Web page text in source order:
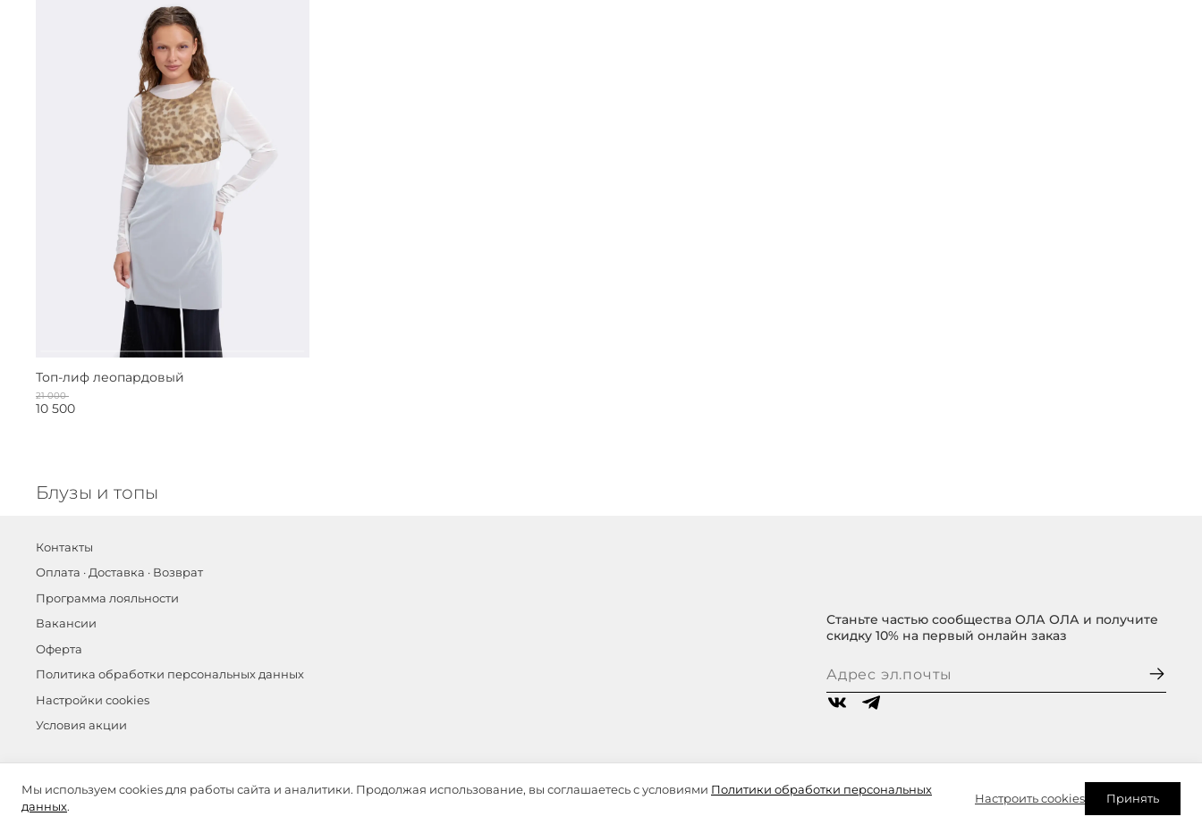
Топ-лиф леопардовый
21 000
10 500
Блузы и топы
Контакты
Оплата · Доставка · Возврат
Программа лояльности
Вакансии
Оферта
Политика обработки персональных данных
Настройки cookies
Условия акции
Станьте частью сообщества ОЛА ОЛА и получите
скидку 10% на первый онлайн заказ
Мы используем cookies для работы сайта и аналитики. Продолжая использование, вы соглашаетесь с условиями Политики обработки персональных
данных.
Настроить cookies Принять